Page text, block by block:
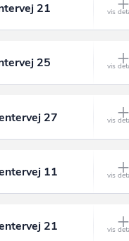
21
25
27
11
21